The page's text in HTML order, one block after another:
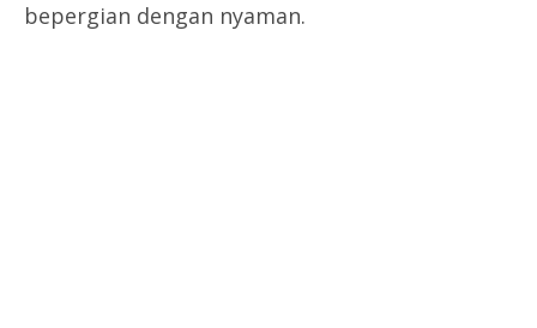
bepergian dengan nyaman.